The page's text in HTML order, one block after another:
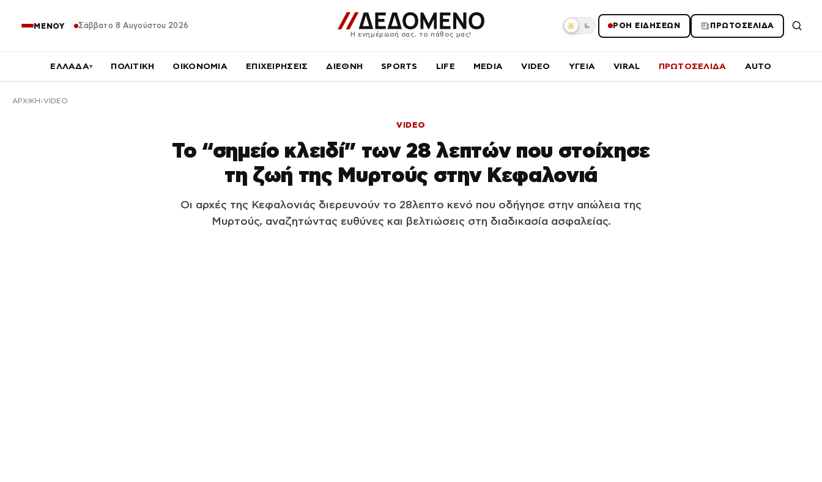
ΜΕΝΟΥ Σάββατο 8 Αυγούστου 2026
Η ενημέρωσή σας, το πάθος μας!
ΡΟΗ ΕΙΔΗΣΕΩΝ ΠΡΩΤΟΣΕΛΙΔΑ
ΕΛΛΑΔΑ▾ ΠΟΛΙΤΙΚΗ ΟΙΚΟΝΟΜΙΑ ΕΠΙΧΕΙΡΗΣΕΙΣ ΔΙΕΘΝΗ SPORTS LIFE MEDIA VIDEO ΥΓΕΙΑ VIRAL ΠΡΩΤΟΣΕΛΙΔΑ AUTO
ΑΡΧΙΚΉ VIDEO
VIDEO
Το “σημείο κλειδί” των 28 λεπτών που στοίχησε
τη ζωή της Μυρτούς στην Κεφαλονιά
Οι αρχές της Κεφαλονιάς διερευνούν το 28λεπτο κενό που οδήγησε στην απώλεια της
Μυρτούς, αναζητώντας ευθύνες και βελτιώσεις στη διαδικασία ασφαλείας.